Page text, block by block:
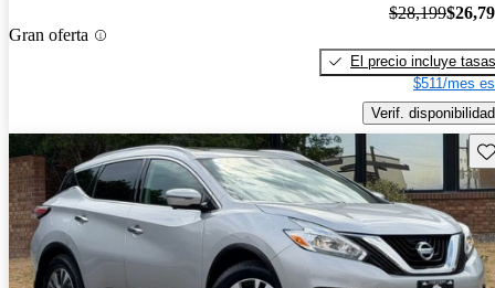
Gran oferta
$28,199
El precio incluye tasas
$511/mes
Verif. disponibilidad